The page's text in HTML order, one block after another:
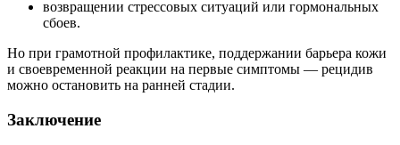
возвращении стрессовых ситуаций или гормональных
сбоев.
Но при грамотной профилактике, поддержании барьера кожи
и своевременной реакции на первые симптомы — рецидив
можно остановить на ранней стадии.
Заключение